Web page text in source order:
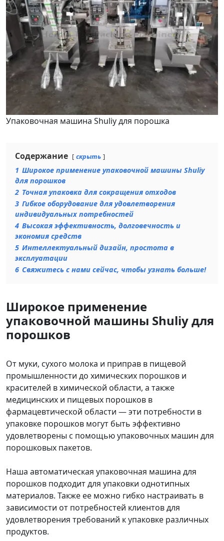
Упаковочная машина Shuliy для порошка
Содержание скрыть
1 Широкое применение упаковочной машины Shuliy
для порошков
2 Точная упаковка для сокращения отходов
3 Гибкое оборудование для удовлетворения
индивидуальных потребностей
4 Высокая эффективность, долговечность и
экономия средств
5 Интеллектуальный дизайн, простота в
эксплуатации
6 Свяжитесь с нами сейчас, чтобы узнать больше!
Широкое применение
упаковочной машины Shuliy для
порошков
От муки, сухого молока и приправ в пищевой
промышленности до химических порошков и
красителей в химической области, а также
медицинских и пищевых порошков в
фармацевтической области — эти потребности в
упаковке порошков могут быть эффективно
удовлетворены с помощью упаковочных машин для
порошковых пакетов.
Наша автоматическая упаковочная машина для
порошков подходит для упаковки однотипных
материалов. Также ее можно гибко настраивать в
зависимости от потребностей клиентов для
удовлетворения требований к упаковке различных
продуктов.